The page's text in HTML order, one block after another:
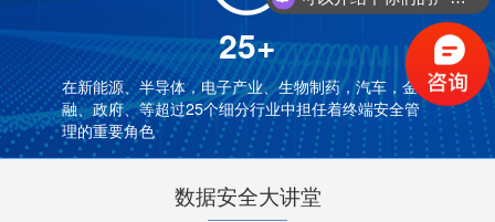
25+
在新能源、半导体，电子产业、生物制药，汽车，金
融、政府、等超过25个细分行业中担任着终端安全管
理的重要角色
数据安全大讲堂
你们是怎么收费的呢？